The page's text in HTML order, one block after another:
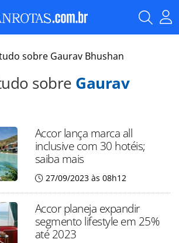
sobre Gaurav Bhushan
sobre Gaurav
Accor lança marca all
inclusive com 30 hotéis;
saiba mais
27/09/2023 às 08h12
Accor planeja expandir
segmento lifestyle em 25%
até 2023